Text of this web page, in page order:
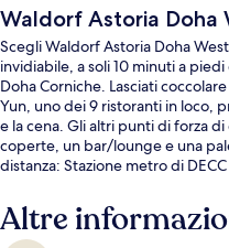
Waldorf Astoria Doha
Scegli Waldorf Astoria Doha
invidiabile, a soli 10 minuti a
Doha Corniche. Lasciati
Yun, uno dei 9 ristoranti in loco,
e la cena. Gli altri punti di forza
coperte, un bar/lounge e una
distanza: Stazione metro di
Altre